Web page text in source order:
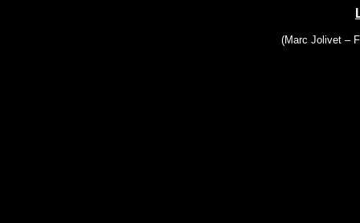
(Marc Jolivet –